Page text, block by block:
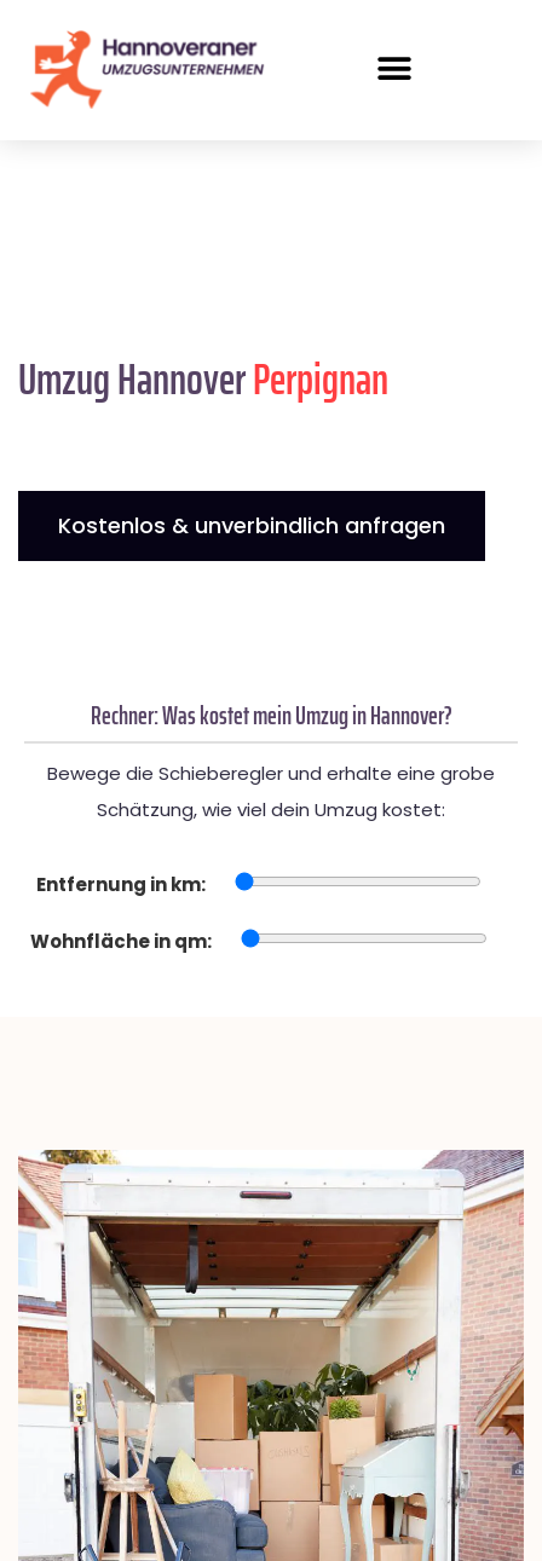
Umzug HannoverPerpignan
Kostenlos & unverbindlich anfragen
Rechner: Was kostet mein Umzug in Hannover?
Bewege die Schieberegler und erhalte eine grobe
Schätzung, wie viel dein Umzug kostet:
Entfernung in km:
Wohnfläche in qm: